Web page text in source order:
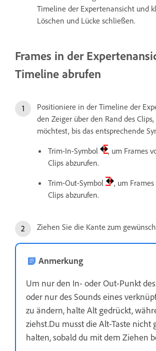
Timeline der Expertenansicht und
Löschen und Lücke schließen.
Frames in der
Timeline abrufen
Positioniere in der Timeline der
den Zeiger über den Rand des
möchtest, bis das entsprechende
Trim-In-Symbol
, um Frames
Clips abzurufen.
Trim-Out-Symbol
, um
Clips abzurufen.
Ziehen Sie die Kante zum
Anmerkung
Um nur den In- oder Out-Punkt
oder nur des Sounds eines
zu ändern, halte Alt gedrückt,
ziehst.Du musst die Alt-Taste nicht
halten, sobald du mit dem Ziehen